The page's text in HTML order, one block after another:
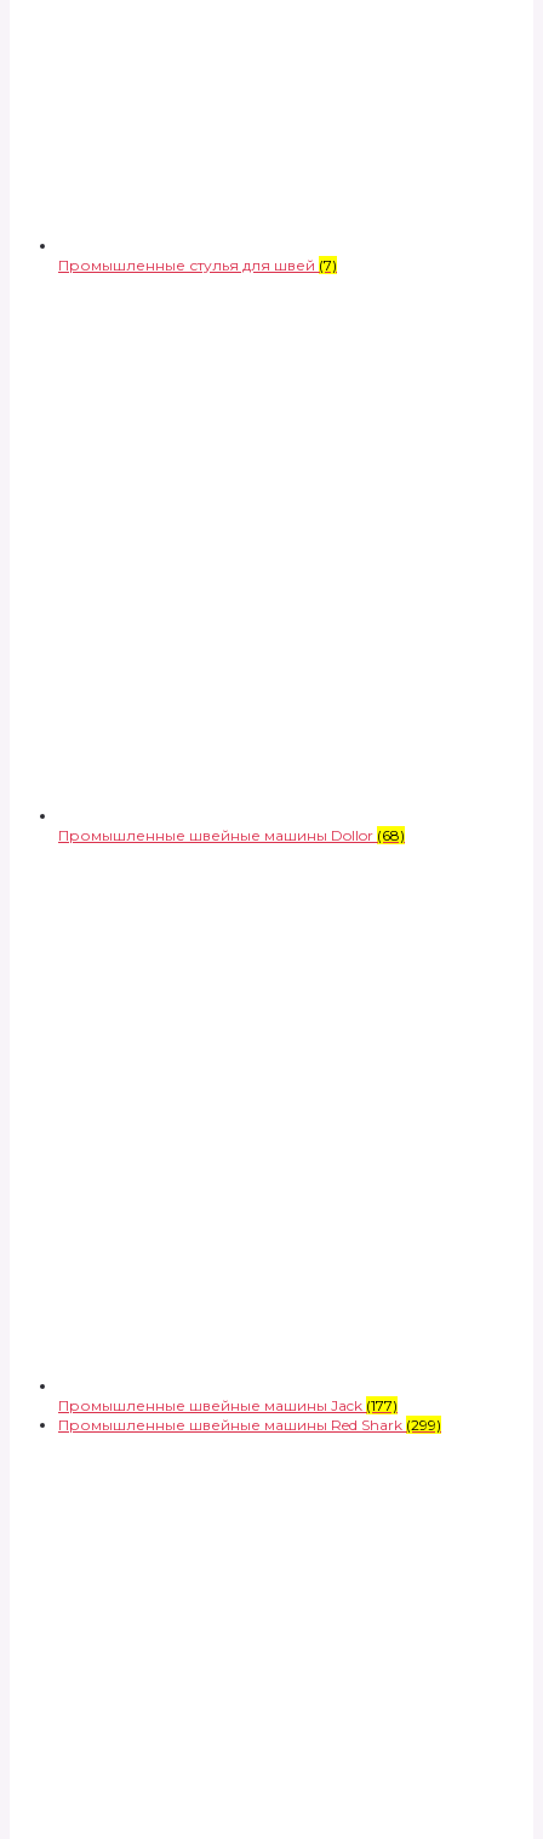
Промышленные стулья для швей (7)
Промышленные швейные машины Dollor (68)
Промышленные швейные машины Jack (177)
Промышленные швейные машины Red Shark (299)